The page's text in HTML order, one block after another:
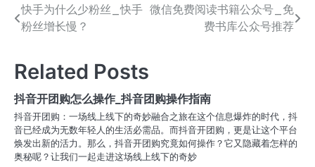
文
章
导
航
快手为什么少粉丝_快手
粉丝增长慢？
微信免费阅读书籍公众号_免
费书库公众号推荐
Related Posts
抖音开团购怎么操作_抖音团购操作指南
抖音开团购：一场线上线下的奇妙融合之旅在这个信息爆炸的时代，抖
音已经成为无数年轻人的生活必需品。而抖音开团购，更是让这个平台
焕发出新的活力。那么，抖音开团购究竟如何操作？它又隐藏着怎样的
奥秘呢？让我们一起走进这场线上线下的奇妙